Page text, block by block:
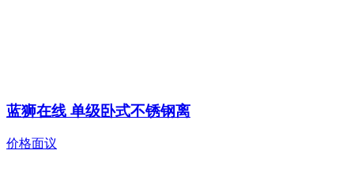
蓝狮在线 单级卧式不锈钢离
价格面议